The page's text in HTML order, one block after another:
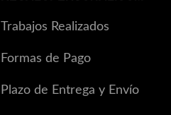
Trabajos Realizados
Formas de Pago
Plazo de Entrega y Envío